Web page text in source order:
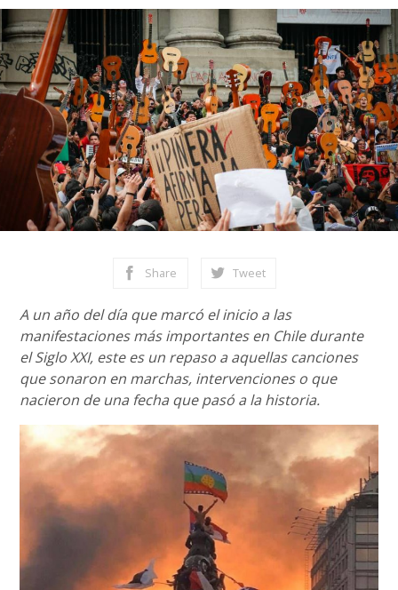
Share Tweet
A un año del día que marcó el inicio a las
manifestaciones más importantes en Chile durante
el Siglo XXI, este es un repaso a aquellas canciones
que sonaron en marchas, intervenciones o que
nacieron de una fecha que pasó a la historia.